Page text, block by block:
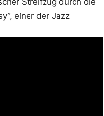
Streifzug durch die
einer der Jazz